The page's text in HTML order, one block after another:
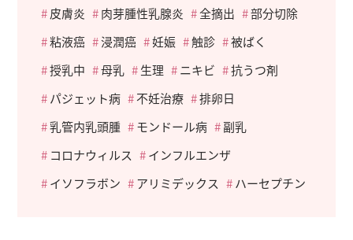
皮膚炎
肉芽腫性乳腺炎 全摘出
部分切除
粘液癌
浸潤癌 妊娠 触診
被ばく
授乳中
母乳 生理 ニキビ
抗うつ剤
パジェット病
不妊治療
排卵日
乳管内乳頭腫
モンドール病
副乳
コロナウィルス
インフルエンザ
イソフラボン
アリミデックス ハーセプチン